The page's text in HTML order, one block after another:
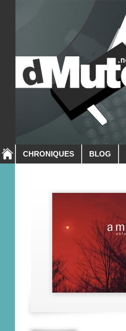
CHRONIQUES BLOG